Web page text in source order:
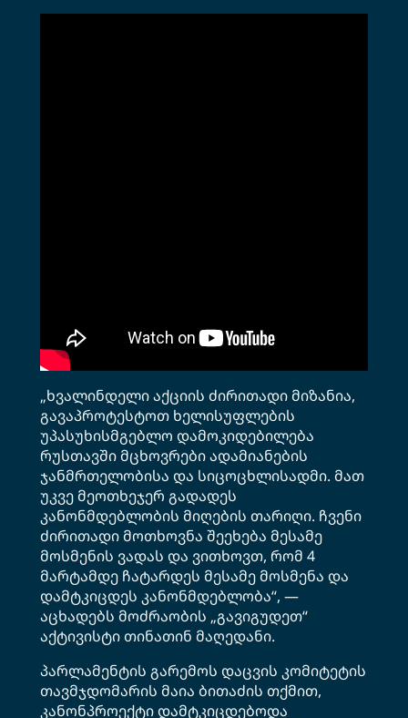
„ხვალინდელი აქციის ძირითადი მიზანია,
გავაპროტესტოთ ხელისუფლების
უპასუხისმგებლო დამოკიდებილება
რუსთავში მცხოვრები ადამიანების
ჯანმრთელობისა და სიცოცხლისადმი. მათ
უკვე მეოთხეჯერ გადადეს
კანონმდებლობის მიღების თარიღი. ჩვენი
ძირითადი მოთხოვნა შეეხება მესამე
მოსმენის ვადას და ვითხოვთ, რომ 4
მარტამდე ჩატარდეს მესამე მოსმენა და
დამტკიცდეს კანონმდებლობა“, —
აცხადებს მოძრაობის „გავიგუდეთ“
აქტივისტი თინათინ მაღედანი.
პარლამენტის გარემოს დაცვის კომიტეტის
თავმჯდომარის მაია ბითაძის თქმით,
კანონპროექტი დამტკიცდებოდა